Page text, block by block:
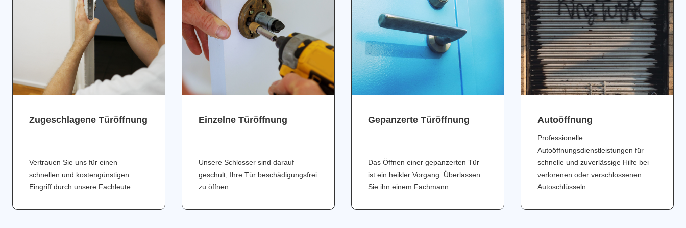
Zugeschlagene Türöffnung
Vertrauen Sie uns für einen
schnellen und kostengünstigen
Eingriff durch unsere Fachleute
Einzelne Türöffnung
Unsere Schlosser sind darauf
geschult, Ihre Tür beschädigungsfrei
zu öffnen
Gepanzerte Türöffnung
Das Öffnen einer gepanzerten Tür
ist ein heikler Vorgang. Überlassen
Sie ihn einem Fachmann
Аutoöffnung
Professionelle
Autoöffnungsdienstleistungen für
schnelle und zuverlässige Hilfe bei
verlorenen oder verschlossenen
Autoschlüsseln